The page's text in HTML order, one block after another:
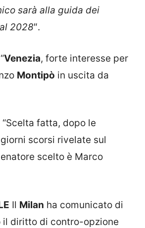
sarà alla guida dei
2028″.
Venezia, forte interesse per
Montipò in uscita da
“Scelta fatta, dopo le
scorsi rivelate sul
scelto è Marco
Il Milan ha comunicato di
il diritto di contro-opzione